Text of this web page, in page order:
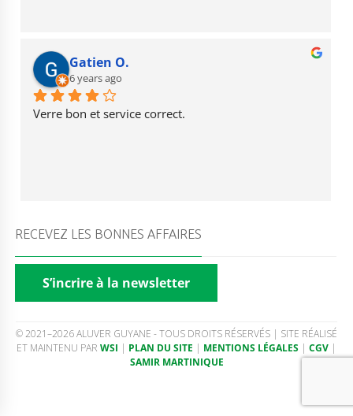
Gatien O.
6 years ago
Verre bon et service correct.
RECEVEZ LES BONNES AFFAIRES
S’incrire à la newsletter
© 2021–2026 ALUVER GUYANE - TOUS DROITS RÉSERVÉS | SITE RÉALISÉ
ET MAINTENU PAR WSI | PLAN DU SITE | MENTIONS LÉGALES | CGV |
SAMIR MARTINIQUE